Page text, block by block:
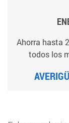
Ahorra hasta
todos los